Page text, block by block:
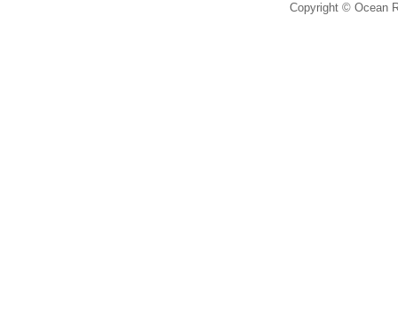
Copyright © Ocean